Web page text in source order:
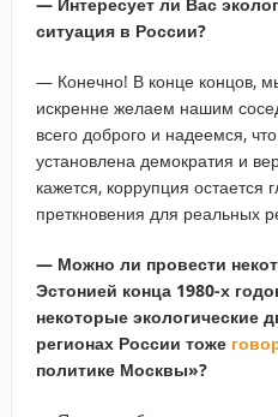
ситуация в России?
— Конечно! В конце концов,
искренне желаем нашим
всего доброго и надеемся,
установлена демократия и
кажется, коррупция остается
преткновения для реальных
— Можно ли провести
Эстонией конца 1980-х
некоторые экологические
регионах России тоже
политике Москвы»?